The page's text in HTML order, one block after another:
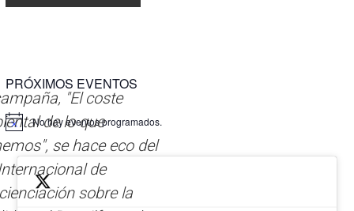
e
r
n
a
t
i
v
PRÓXIMOS EVENTOS
No hay eventos programados.
"El coste
de lo que
se hace eco del
de
sobre la